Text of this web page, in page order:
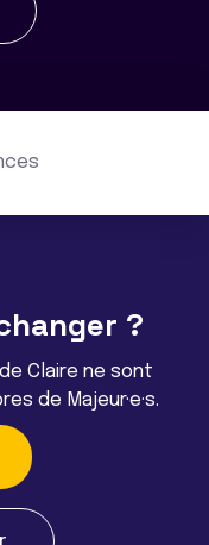
?
Claire ne sont
de Majeur·e·s.